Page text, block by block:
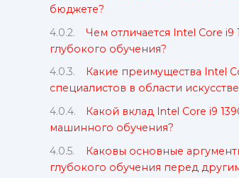
бюджете?
Чем отличается Intel Core i9
глубокого обучения?
Какие преимущества Intel
специалистов в области
Какой вклад Intel Core i9
машинного обучения?
Каковы основные
глубокого обучения перед